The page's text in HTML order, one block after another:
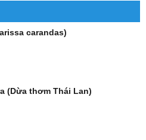
carandas)
(Dừa thơm Thái Lan)